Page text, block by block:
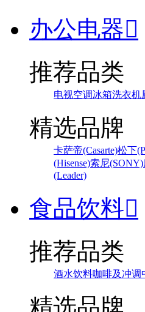
办公电器
推荐品类
电视空调冰箱洗衣机
精选品牌
卡萨帝(Casarte)松下
(Hisense)索尼(SONY)
(Leader)
食品饮料
推荐品类
酒水饮料咖啡及冲调
精选品牌